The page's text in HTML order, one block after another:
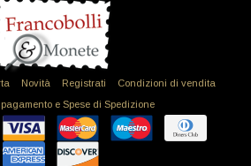
Novità Registrati
Condizioni di vendita
e Spese di Spedizione